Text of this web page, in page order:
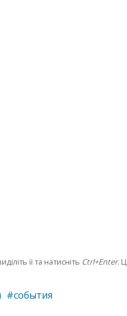
її та натисніть Ctrl+Enter.
события